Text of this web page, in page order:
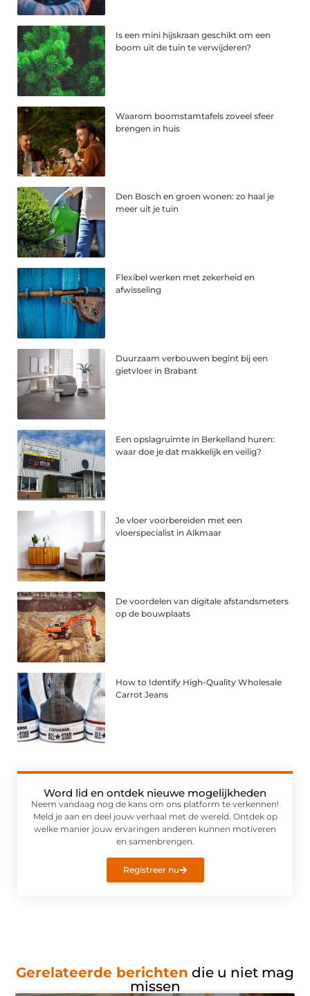
Is een mini hijskraan geschikt om een
boom uit de tuin te verwijderen?
Waarom boomstamtafels zoveel sfeer
brengen in huis
Den Bosch en groen wonen: zo haal je
meer uit je tuin
Flexibel werken met zekerheid en
afwisseling
Duurzaam verbouwen begint bij een
gietvloer in Brabant
Een opslagruimte in Berkelland huren:
waar doe je dat makkelijk en veilig?
Je vloer voorbereiden met een
vloerspecialist in Alkmaar
De voordelen van digitale afstandsmeters
op de bouwplaats
How to Identify High-Quality Wholesale
Carrot Jeans
Word lid en ontdek nieuwe mogelijkheden
Neem vandaag nog de kans om ons platform te verkennen!
Meld je aan en deel jouw verhaal met de wereld. Ontdek op
welke manier jouw ervaringen anderen kunnen motiveren
en samenbrengen.
Registreer nu
Gerelateerde berichten die u niet mag
missen